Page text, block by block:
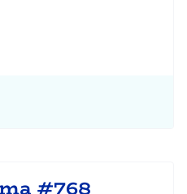
Koko Tuusula